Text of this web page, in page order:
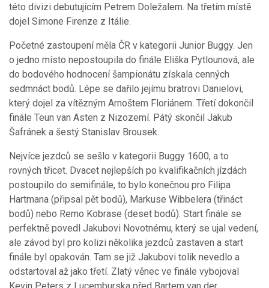
této divizi debutujícím Petrem Doležalem. Na třetím místě
dojel Simone Firenze z Itálie.
Početné zastoupení měla ČR v kategorii Junior Buggy. Jen
o jedno místo nepostoupila do finále Eliška Pytlounová, ale
do bodového hodnocení šampionátu získala cenných
sedmnáct bodů. Lépe se dařilo jejímu bratrovi Danielovi,
který dojel za vítězným Arnoštem Floriánem. Třetí dokončil
finále Teun van Asten z Nizozemí. Pátý skončil Jakub
Šafránek a šestý Stanislav Brousek.
Nejvíce jezdců se sešlo v kategorii Buggy 1600, a to
rovných třicet. Dvacet nejlepších po kvalifikačních jízdách
postoupilo do semifinále, to bylo konečnou pro Filipa
Hartmana (připsal pět bodů), Markuse Wibbelera (třináct
bodů) nebo Remo Kobrase (deset bodů). Start finále se
perfektně povedl Jakubovi Novotnému, který se ujal vedení,
ale závod byl pro kolizi několika jezdců zastaven a start
finále byl opakován. Tam se již Jakubovi tolik nevedlo a
odstartoval až jako třetí. Zlatý věnec ve finále vybojoval